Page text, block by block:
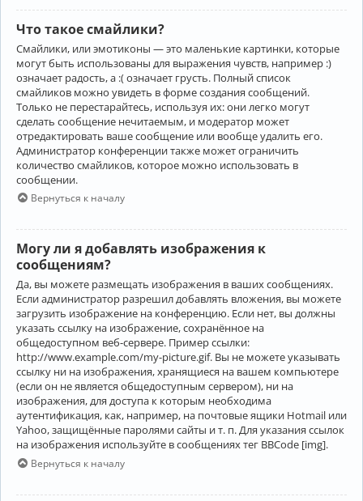
Что такое смайлики?
Смайлики, или эмотиконы — это маленькие картинки, которые
могут быть использованы для выражения чувств, например :)
означает радость, а :( означает грусть. Полный список
смайликов можно увидеть в форме создания сообщений.
Только не перестарайтесь, используя их: они легко могут
сделать сообщение нечитаемым, и модератор может
отредактировать ваше сообщение или вообще удалить его.
Администратор конференции также может ограничить
количество смайликов, которое можно использовать в
сообщении.
Вернуться к началу
Могу ли я добавлять изображения к
сообщениям?
Да, вы можете размещать изображения в ваших сообщениях.
Если администратор разрешил добавлять вложения, вы можете
загрузить изображение на конференцию. Если нет, вы должны
указать ссылку на изображение, сохранённое на
общедоступном веб-сервере. Пример ссылки:
http://www.example.com/my-picture.gif. Вы не можете указывать
ссылку ни на изображения, хранящиеся на вашем компьютере
(если он не является общедоступным сервером), ни на
изображения, для доступа к которым необходима
аутентификация, как, например, на почтовые ящики Hotmail или
Yahoo, защищённые паролями сайты и т. п. Для указания ссылок
на изображения используйте в сообщениях тег BBCode [img].
Вернуться к началу